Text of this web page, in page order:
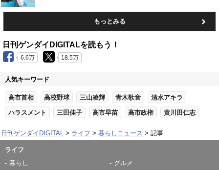
もっとみる
日刊ゲンダイDIGITALを読もう！
6.6万 18.5万
人気キーワード
高市首相 高校野球 三山凌輝 青木歌音 清水アキラ
ハラスメント 三田佳子 高市早苗 高市政権 黄川田仁志
日刊ゲンダイDIGITAL ライフ 暮らしニュース 記事
ライフ
暮らし
グルメ